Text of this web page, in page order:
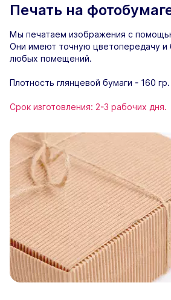
Печать на
Мы печатаем изображения с
Они имеют точную цветопередачу и
любых помещений.
Плотность глянцевой бумаги - 160 гр.
Срок изготовления: 2-3 рабочих дня.